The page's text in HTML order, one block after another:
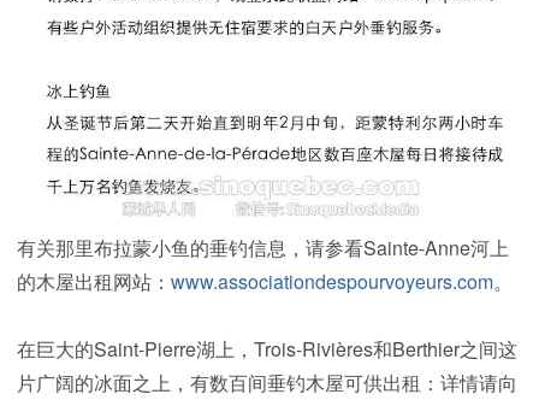
有关那里布拉蒙小鱼的垂钓信息，请参看Sainte-Anne河上
的木屋出租网站： www.associationdespourvoyeurs.com。
在巨大的Saint-Pierre湖上，Trois-Rivières和Berthier之间这
片广阔的冰面之上，有数百间垂钓木屋可供出租：详情请向